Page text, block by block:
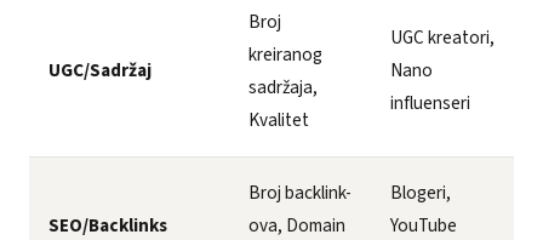
UGC/Sadržaj
Broj
kreiranog
sadržaja,
Kvalitet
UGC kreatori,
Nano
influenseri
SEO/Backlinks
Broj backlink-
ova, Domain
Blogeri,
YouTube